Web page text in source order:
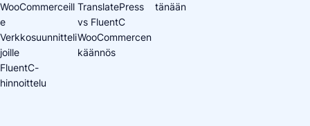
WooCommerceill
e
Verkkosuunnitteli
joille
FluentC-
hinnoittelu
TranslatePress
vs FluentC
WooCommercen
käännös
tänään